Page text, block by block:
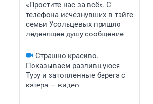
«Простите нас за всё». С
телефона исчезнувших в тайге
семьи Усольцевых пришло
леденящее душу сообщение
Страшно красиво.
Показываем разлившуюся
Туру и затопленные берега с
катера — видео